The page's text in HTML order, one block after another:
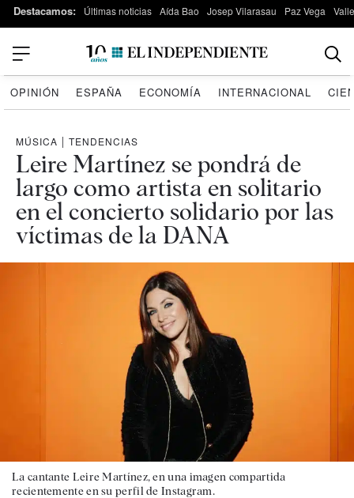
Destacamos: Últimas noticias Aída Bao Josep Vilarasau Paz Vega
OPINIÓN ESPAÑA ECONOMÍA INTERNACIONAL
MÚSICA | TENDENCIAS
Leire Martínez se pondrá de
largo como artista en solitario
en el concierto solidario por las
víctimas de la DANA
La cantante Leire Martínez, en una imagen compartida
recientemente en su perfil de Instagram.